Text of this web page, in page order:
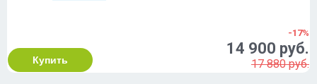
Купить
-17%
14 900 руб.
17 880 руб.